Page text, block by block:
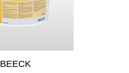
BEECK